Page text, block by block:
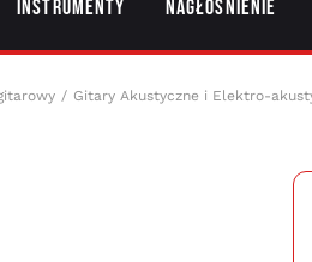
Instrumenty Nagłośnienie
Gitary Akustyczne i Elektro-